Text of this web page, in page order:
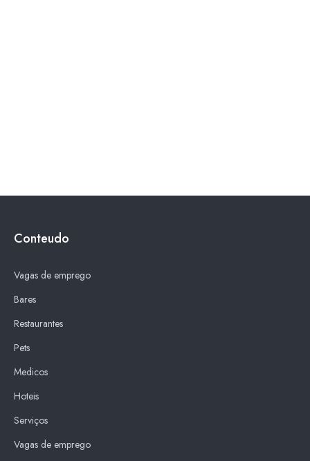
Conteudo
Vagas de emprego
Bares
Restaurantes
Pets
Medicos
Hoteis
Serviços
Vagas de emprego